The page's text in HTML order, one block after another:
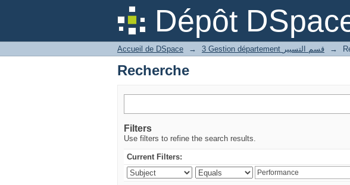
Dépôt
Recherche
Accueil de DSpace → 3 Gestion département قسم التسيير →
Recherche
Filters
Use filters to refine the search results.
Current Filters: